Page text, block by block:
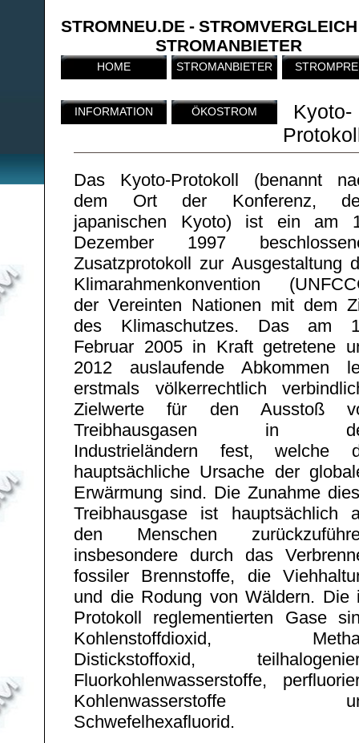
STROMNEU.DE -
STROMANBIETER
HOME STROMANBIETER
INFORMATION ÖKOSTROM
Kyoto-
Das Kyoto-Protokoll (benannt
dem Ort der Konferenz,
japanischen Kyoto) ist ein am
Dezember 1997
Zusatzprotokoll zur Ausgestaltung
Klimarahmenkonvention
der Vereinten Nationen mit dem
des Klimaschutzes. Das am
Februar 2005 in Kraft getretene
2012 auslaufende Abkommen
erstmals völkerrechtlich
Zielwerte für den Ausstoß
Treibhausgasen in
Industrieländern fest, welche
hauptsächliche Ursache der
Erwärmung sind. Die Zunahme
Treibhausgase ist hauptsächlich
den Menschen
insbesondere durch das
fossiler Brennstoffe, die
und die Rodung von Wäldern. Die
Protokoll reglementierten Gase
Kohlenstoffdioxid,
Distickstoffoxid,
Fluorkohlenwasserstoffe,
Kohlenwasserstoffe
Schwefelhexafluorid.